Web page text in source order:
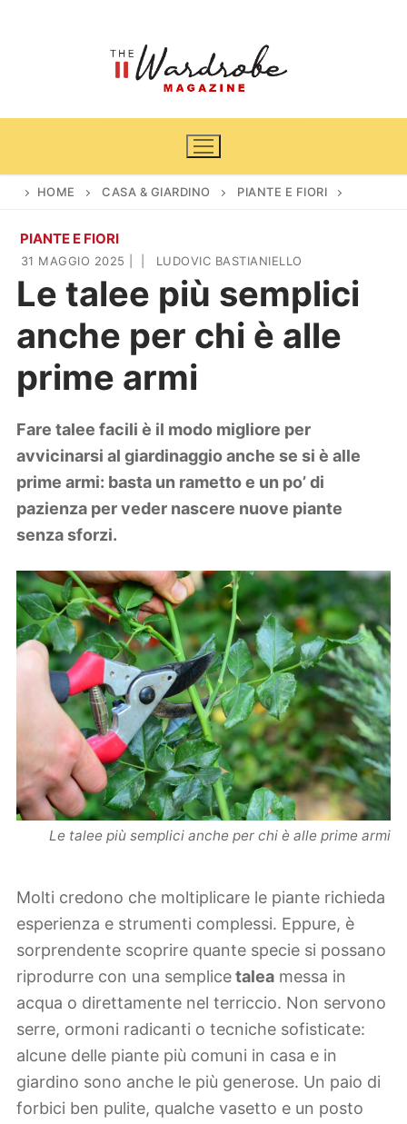
Home
News
Cinema e TV
Casa & Giardino
Arredamento
Piante e fiori
DIY
Lifestyle
Zodiaco
HOME CASA & GIARDINO PIANTE E FIORI
PIANTE E FIORI
31 MAGGIO 2025 LUDOVIC BASTIANIELLO
Le talee più semplici
anche per chi è alle
prime armi
Fare talee facili è il modo migliore per
avvicinarsi al giardinaggio anche se si è alle
prime armi: basta un rametto e un po’ di
pazienza per veder nascere nuove piante
senza sforzi.
Le talee più semplici anche per chi è alle prime armi
Molti credono che moltiplicare le piante richieda
esperienza e strumenti complessi. Eppure, è
sorprendente scoprire quante specie si possano
riprodurre con una semplicetalea messa in
acqua o direttamente nel terriccio. Non servono
serre, ormoni radicanti o tecniche sofisticate:
alcune delle piante più comuni in casa e in
giardino sono anche le più generose. Un paio di
forbici ben pulite, qualche vasetto e un posto